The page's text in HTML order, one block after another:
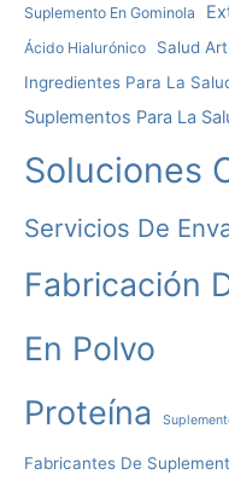
Suplemento En Gominola
Ácido Hialurónico
Salud
Ingredientes Para La
Suplementos Para La
Soluciones
Servicios De
Fabricación
En Polvo
Proteína
Fabricantes De